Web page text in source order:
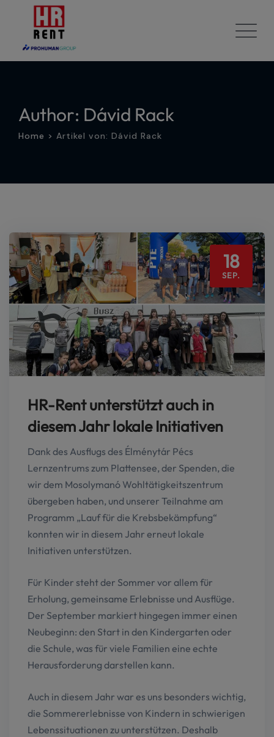
Author: Dávid Rack
Home > Artikel von: Dávid Rack
18
SEP.
HR-Rent unterstützt auch in
diesem Jahr lokale Initiativen
Dank des Ausflugs des Élménytár Pécs
Lernzentrums zum Plattensee, der Spenden, die
wir dem Mosolymanó Wohltätigkeitszentrum
übergeben haben, und unserer Teilnahme am
Programm „Lauf für die Krebsbekämpfung“
konnten wir in diesem Jahr erneut lokale
Initiativen unterstützen.
Für Kinder steht der Sommer vor allem für
Erholung, gemeinsame Erlebnisse und Ausflüge.
Der September markiert hingegen immer einen
Neubeginn: den Start in den Kindergarten oder
die Schule, was für viele Familien eine echte
Herausforderung darstellen kann.
Auch in diesem Jahr war es uns besonders wichtig,
die Sommererlebnisse von Kindern in schwierigen
Lebenssituationen zu unterstützen. Deshalb